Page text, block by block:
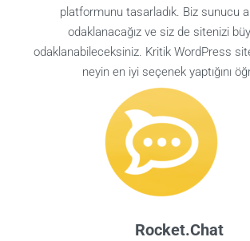
platformunu tasarladık. Biz sunucu
odaklanacağız ve siz de sitenizi
odaklanabileceksiniz. Kritik WordPress
neyin en iyi seçenek yaptığını
Rocket.Chat